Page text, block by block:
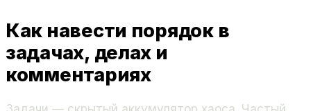
Как навести порядок в
задачах, делах и
комментариях